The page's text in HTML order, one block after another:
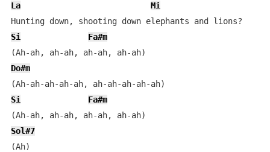
La
Mi
Si
Fa#m
Do#m
Si
Fa#m
Sol#7
(Ah)